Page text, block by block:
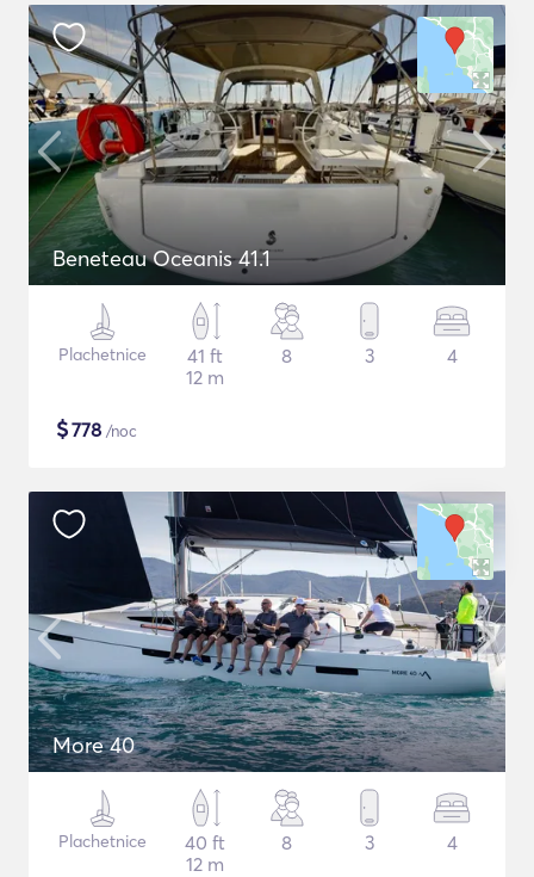
Beneteau Oceanis 41.1
Plachetnice
41 ft
12 m
8 3 4
$778 /noc
More 40
Plachetnice
40 ft
12 m
8 3 4